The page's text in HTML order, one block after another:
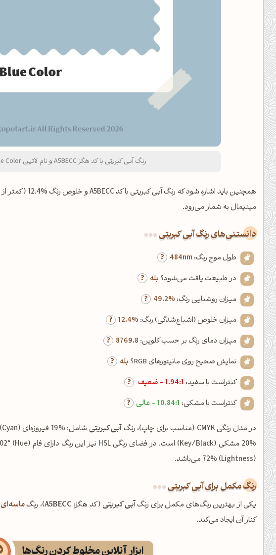
رنگ آبی کبریتی با کد هگز A5BECC و نام لاتین Slate Blue Color
همچنین باید اشاره شود که رنگ آبی کبریتی با کد A5BECC و خلوص رنگ %12.4 (کمتر از ۲۰ درصد)، از اعضای خانواده
مینیمال به شمار می‌رود.
دانستنی‌های رنگ آبی کبریتی
طول موج رنگ:484nm
در طبیعت یافت می‌شود؟ بله
میزان روشنایی رنگ: 49.2%
میزان خلوص (اشباع‌شدگی) رنگ: 12.4%
میزان دمای رنگ بر حسب کلوین: 8769.8
نمایش صحیح روی مانیتورهای RGB؟
بله
کنتراست با سفید: 1.94:1 - ضعیف
کنتراست با مشکی: 10.84:1 - عالی
در مدل رنگی CMYK (مناسب برای چاپ)، رنگ آبی کبریتی
(Lightness) 72% می‌باشد.
رنگ مکمل برای آبی کبریتی
یکی از بهترین رنگ‌های مکمل برای رنگآبی کبریتی(کد هگز:A5BECC)، رنگماسه‌ای
کنار آن ایجاد می‌کند.